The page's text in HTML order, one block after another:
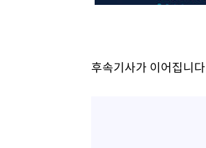
후속기사가 이어집니다